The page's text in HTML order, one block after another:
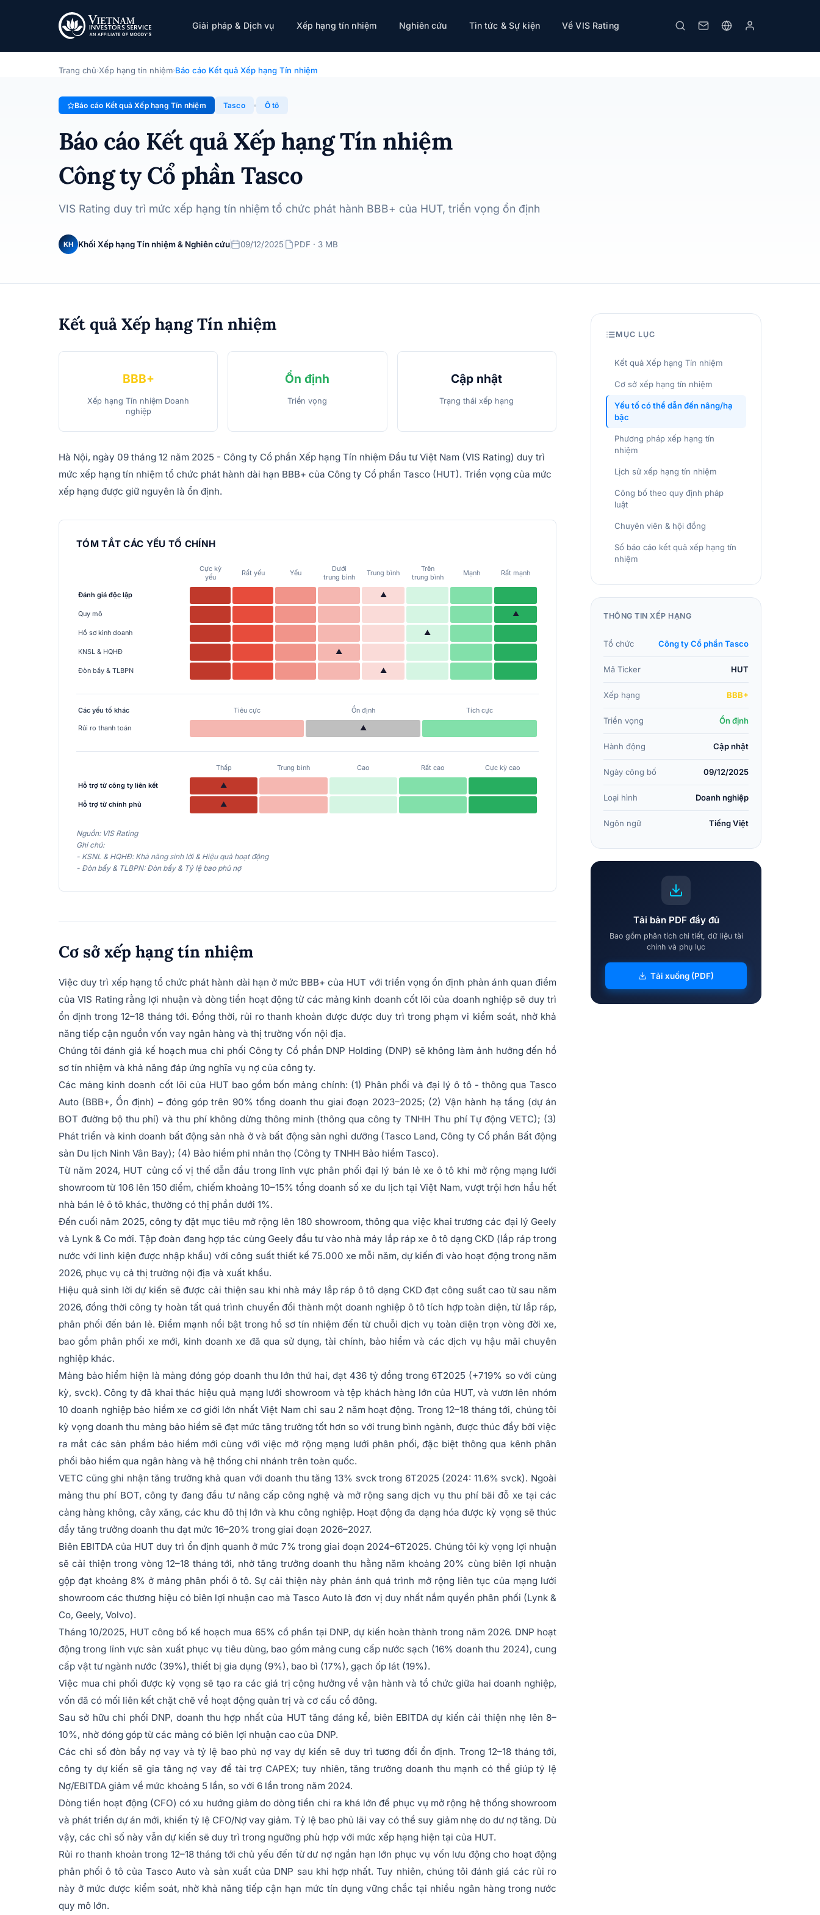
Giải pháp & Dịch vụ Xếp hạng tín nhiệm Nghiên cứu Tin tức & Sự kiện Về VIS Rating
Tasco
Báo cáo Kết quả Xếp hạng Tín nhiệm · Công ty Cổ phần Tasco · 09/12/2025
In Tải PDF
Trang chủ›Xếp hạng tín nhiệm›Báo cáo Kết quả Xếp hạng Tín nhiệm
Báo cáo Kết quả Xếp hạng Tín nhiệm Tasco Ô tô
Báo cáo Kết quả Xếp hạng Tín nhiệm
Công ty Cổ phần Tasco
VIS Rating duy trì mức xếp hạng tín nhiệm tổ chức phát hành BBB+ của HUT, triển vọng ổn định
KH Khối Xếp hạng Tín nhiệm & Nghiên cứu 09/12/2025 PDF · 3 MB
Kết quả Xếp hạng Tín nhiệm
BBB+
Xếp hạng Tín nhiệm Doanh
nghiệp
Ổn định
Triển vọng
Cập nhật
Trạng thái xếp hạng
Hà Nội, ngày 09 tháng 12 năm 2025 - Công ty Cổ phần Xếp hạng Tín nhiệm Đầu tư Việt Nam (VIS Rating) duy trì
mức xếp hạng tín nhiệm tổ chức phát hành dài hạn BBB+ của Công ty Cổ phần Tasco (HUT). Triển vọng của mức
xếp hạng được giữ nguyên là ổn định.
TÓM TẮT CÁC YẾU TỐ CHÍNH
Cực kỳ
yếu
Rất yếu Yếu
Dưới
trung bình
Trung bình
Trên
trung bình
Mạnh Rất mạnh
Đánh giá độc lập ▲
Quy mô ▲
Hồ sơ kinh doanh ▲
KNSL & HQHĐ ▲
Đòn bẩy & TLBPN ▲
Các yếu tố khác Tiêu cực Ổn định Tích cực
Rủi ro thanh toán ▲
Thấp Trung bình Cao Rất cao Cực kỳ cao
Hỗ trợ từ công ty liên kết ▲
Hỗ trợ từ chính phủ ▲
Nguồn: VIS Rating
Ghi chú:
- KSNL & HQHĐ: Khả năng sinh lời & Hiệu quả hoạt động
- Đòn bẩy & TLBPN: Đòn bẩy & Tỷ lệ bao phủ nợ
Cơ sở xếp hạng tín nhiệm
Việc duy trì xếp hạng tổ chức phát hành dài hạn ở mức BBB+ của HUT với triển vọng ổn định phản ánh quan điểm
của VIS Rating rằng lợi nhuận và dòng tiền hoạt động từ các mảng kinh doanh cốt lõi của doanh nghiệp sẽ duy trì
ổn định trong 12–18 tháng tới. Đồng thời, rủi ro thanh khoản được được duy trì trong phạm vi kiểm soát, nhờ khả
năng tiếp cận nguồn vốn vay ngân hàng và thị trường vốn nội địa.
Chúng tôi đánh giá kế hoạch mua chi phối Công ty Cổ phần DNP Holding (DNP) sẽ không làm ảnh hưởng đến hồ
sơ tín nhiệm và khả năng đáp ứng nghĩa vụ nợ của công ty.
Các mảng kinh doanh cốt lõi của HUT bao gồm bốn mảng chính: (1) Phân phối và đại lý ô tô - thông qua Tasco
Auto (BBB+, Ổn định) – đóng góp trên 90% tổng doanh thu giai đoạn 2023–2025; (2) Vận hành hạ tầng (dự án
BOT đường bộ thu phí) và thu phí không dừng thông minh (thông qua công ty TNHH Thu phí Tự động VETC); (3)
Phát triển và kinh doanh bất động sản nhà ở và bất động sản nghỉ dưỡng (Tasco Land, Công ty Cổ phần Bất động
sản Du lịch Ninh Vân Bay); (4) Bảo hiểm phi nhân thọ (Công ty TNHH Bảo hiểm Tasco).
Từ năm 2024, HUT củng cố vị thế dẫn đầu trong lĩnh vực phân phối đại lý bán lẻ xe ô tô khi mở rộng mạng lưới
showroom từ 106 lên 150 điểm, chiếm khoảng 10–15% tổng doanh số xe du lịch tại Việt Nam, vượt trội hơn hầu hết
nhà bán lẻ ô tô khác, thường có thị phần dưới 1%.
Đến cuối năm 2025, công ty đặt mục tiêu mở rộng lên 180 showroom, thông qua việc khai trương các đại lý Geely
và Lynk & Co mới. Tập đoàn đang hợp tác cùng Geely đầu tư vào nhà máy lắp ráp xe ô tô dạng CKD (lắp ráp trong
nước với linh kiện được nhập khẩu) với công suất thiết kế 75.000 xe mỗi năm, dự kiến đi vào hoạt động trong năm
2026, phục vụ cả thị trường nội địa và xuất khẩu.
Hiệu quả sinh lời dự kiến sẽ được cải thiện sau khi nhà máy lắp ráp ô tô dạng CKD đạt công suất cao từ sau năm
2026, đồng thời công ty hoàn tất quá trình chuyển đổi thành một doanh nghiệp ô tô tích hợp toàn diện, từ lắp ráp,
phân phối đến bán lẻ. Điểm mạnh nổi bật trong hồ sơ tín nhiệm đến từ chuỗi dịch vụ toàn diện trọn vòng đời xe,
bao gồm phân phối xe mới, kinh doanh xe đã qua sử dụng, tài chính, bảo hiểm và các dịch vụ hậu mãi chuyên
nghiệp khác.
Mảng bảo hiểm hiện là mảng đóng góp doanh thu lớn thứ hai, đạt 436 tỷ đồng trong 6T2025 (+719% so với cùng
kỳ, svck). Công ty đã khai thác hiệu quả mạng lưới showroom và tệp khách hàng lớn của HUT, và vươn lên nhóm
10 doanh nghiệp bảo hiểm xe cơ giới lớn nhất Việt Nam chỉ sau 2 năm hoạt động. Trong 12–18 tháng tới, chúng tôi
kỳ vọng doanh thu mảng bảo hiểm sẽ đạt mức tăng trưởng tốt hơn so với trung bình ngành, được thúc đẩy bởi việc
ra mắt các sản phẩm bảo hiểm mới cùng với việc mở rộng mạng lưới phân phối, đặc biệt thông qua kênh phân
phối bảo hiểm qua ngân hàng và hệ thống chi nhánh trên toàn quốc.
VETC cũng ghi nhận tăng trưởng khả quan với doanh thu tăng 13% svck trong 6T2025 (2024: 11.6% svck). Ngoài
mảng thu phí BOT, công ty đang đầu tư nâng cấp công nghệ và mở rộng sang dịch vụ thu phí bãi đỗ xe tại các
cảng hàng không, cây xăng, các khu đô thị lớn và khu công nghiệp. Hoạt động đa dạng hóa được kỳ vọng sẽ thúc
đẩy tăng trưởng doanh thu đạt mức 16–20% trong giai đoạn 2026–2027.
Biên EBITDA của HUT duy trì ổn định quanh ở mức 7% trong giai đoạn 2024–6T2025. Chúng tôi kỳ vọng lợi nhuận
sẽ cải thiện trong vòng 12–18 tháng tới, nhờ tăng trưởng doanh thu hằng năm khoảng 20% cùng biên lợi nhuận
gộp đạt khoảng 8% ở mảng phân phối ô tô. Sự cải thiện này phản ánh quá trình mở rộng liên tục của mạng lưới
showroom các thương hiệu có biên lợi nhuận cao mà Tasco Auto là đơn vị duy nhất nắm quyền phân phối (Lynk &
Co, Geely, Volvo).
Tháng 10/2025, HUT công bố kế hoạch mua 65% cổ phần tại DNP, dự kiến hoàn thành trong năm 2026. DNP hoạt
động trong lĩnh vực sản xuất phục vụ tiêu dùng, bao gồm mảng cung cấp nước sạch (16% doanh thu 2024), cung
cấp vật tư ngành nước (39%), thiết bị gia dụng (9%), bao bì (17%), gạch ốp lát (19%).
Việc mua chi phối được kỳ vọng sẽ tạo ra các giá trị cộng hưởng về vận hành và tổ chức giữa hai doanh nghiệp,
vốn đã có mối liên kết chặt chẽ về hoạt động quản trị và cơ cấu cổ đông.
Sau sở hữu chi phối DNP, doanh thu hợp nhất của HUT tăng đáng kể, biên EBITDA dự kiến cải thiện nhẹ lên 8–
10%, nhờ đóng góp từ các mảng có biên lợi nhuận cao của DNP.
Các chỉ số đòn bẩy nợ vay và tỷ lệ bao phủ nợ vay dự kiến sẽ duy trì tương đối ổn định. Trong 12–18 tháng tới,
công ty dự kiến sẽ gia tăng nợ vay để tài trợ CAPEX; tuy nhiên, tăng trưởng doanh thu mạnh có thể giúp tỷ lệ
Nợ/EBITDA giảm về mức khoảng 5 lần, so với 6 lần trong năm 2024.
Dòng tiền hoạt động (CFO) có xu hướng giảm do dòng tiền chi ra khá lớn để phục vụ mở rộng hệ thống showroom
và phát triển dự án mới, khiến tỷ lệ CFO/Nợ vay giảm. Tỷ lệ bao phủ lãi vay có thể suy giảm nhẹ do dư nợ tăng. Dù
vậy, các chỉ số này vẫn dự kiến sẽ duy trì trong ngưỡng phù hợp với mức xếp hạng hiện tại của HUT.
Rủi ro thanh khoản trong 12–18 tháng tới chủ yếu đến từ dư nợ ngắn hạn lớn phục vụ vốn lưu động cho hoạt động
phân phối ô tô của Tasco Auto và sản xuất của DNP sau khi hợp nhất. Tuy nhiên, chúng tôi đánh giá các rủi ro
này ở mức được kiểm soát, nhờ khả năng tiếp cận hạn mức tín dụng vững chắc tại nhiều ngân hàng trong nước
quy mô lớn.
MỤC LỤC
Kết quả Xếp hạng Tín nhiệm
Cơ sở xếp hạng tín nhiệm
Yếu tố có thể dẫn đến nâng/hạ
bậc
Phương pháp xếp hạng tín
nhiệm
Lịch sử xếp hạng tín nhiệm
Công bố theo quy định pháp
luật
Chuyên viên & hội đồng
Số báo cáo kết quả xếp hạng tín
nhiệm
THÔNG TIN XẾP HẠNG
Tổ chức Công ty Cổ phần Tasco
Mã Ticker HUT
Xếp hạng BBB+
Triển vọng Ổn định
Hành động Cập nhật
Ngày công bố 09/12/2025
Loại hình Doanh nghiệp
Ngôn ngữ Tiếng Việt
Tải bản PDF đầy đủ
Bao gồm phân tích chi tiết, dữ liệu tài
chính và phụ lục
Tải xuống (PDF)